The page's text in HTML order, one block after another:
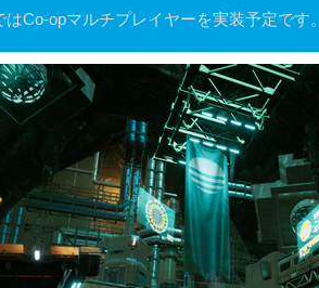
Co-opマルチプレイヤーを実装予定です。